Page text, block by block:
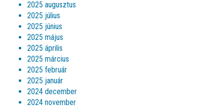
2025 augusztus
2025 július
2025 június
2025 május
2025 április
2025 március
2025 február
2025 január
2024 december
2024 november